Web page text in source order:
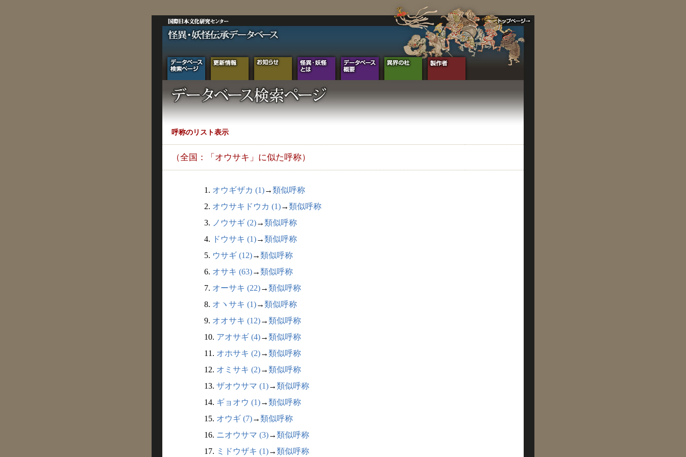
呼称のリスト表示
（全国：「オウサキ」に似た呼称）
1. オウギザカ (1)→類似呼称
2. オウサキドウカ (1)→類似呼称
3. ノウサギ (2)→類似呼称
4. ドウサキ (1)→類似呼称
5. ウサギ (12)→類似呼称
6. オサキ (63)→類似呼称
7. オーサキ (22)→類似呼称
8. オヽサキ (1)→類似呼称
9. オオサキ (12)→類似呼称
10. アオサギ (4)→類似呼称
11. オホサキ (2)→類似呼称
12. オミサキ (2)→類似呼称
13. ザオウサマ (1)→類似呼称
14. ギョオウ (1)→類似呼称
15. オウギ (7)→類似呼称
16. ニオウサマ (3)→類似呼称
17. ミドウザキ (1)→類似呼称